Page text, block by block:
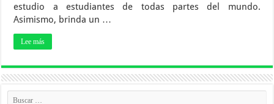
estudio a estudiantes de todas partes del mundo.
Asimismo, brinda un …
Lee más